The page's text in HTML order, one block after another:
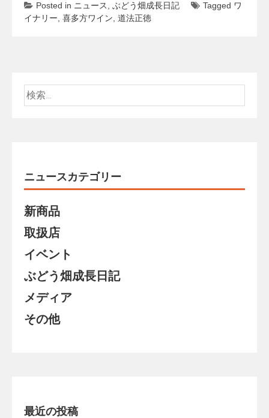
Posted in ニュース ぶどう畑成長日記 Tagged ワ
イナリー 喜多方ワイン 道法正徳
検
索:
ニュースカテゴリー
新商品
取扱店
イベント
ぶどう畑成長日記
メディア
その他
最近の投稿